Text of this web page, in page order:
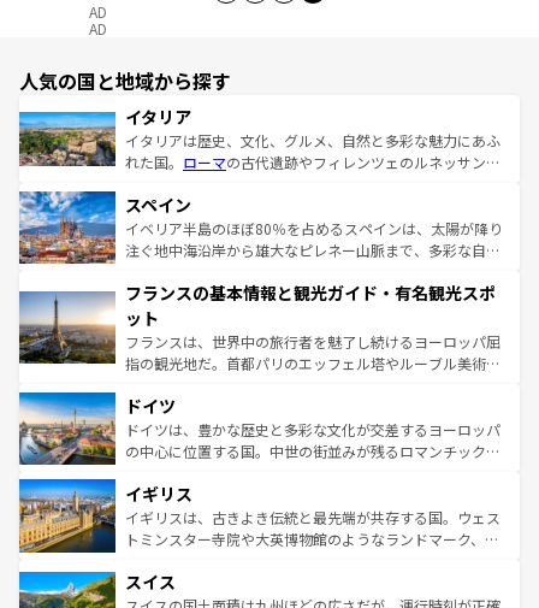
AD
AD
人気の国と地域から探す
イタリア
イタリアは歴史、文化、グルメ、自然と多彩な魅力にあふ
れた国。 ローマの古代遺跡やフィレンツェのルネッサンス
ろん、トスカーナの美しい田園風景やアマルフィ海岸の絶
景など、自然景観も見逃せない。観光の合間には、本場の
ピザやパスタなど、絶品のイタリア料理を堪能することも
ませてくれるイタリアで、忘れられない旅をしてみよう！
なお、新着のイタリア情報は
しい。
スペイン
イベリア半島のほぼ80％を占めるスペインは、太陽が降り
注ぐ地中海沿岸から雄大なピレネー山脈まで、多彩な自然
文化が根付くこの国では、情熱的なフラメンコ、熱気あふ
れる闘牛、そして美味しいタパスが生活の一部となってい
る。首都マドリードの洗練された雰囲気や、バルセロナの
アートに溢れた街角から、地方では古代ローマ遺跡や中世
せる。地方によって風土や気候が異なるスペインはその個
性で訪れる人を魅了する。 なお、新着のスペイン情報は コ
ンテンツ一覧を参照してほしい。
フランスの基本情報と観光ガイド・有名観光スポ
ット
フランスは、世界中の旅行者を魅了し続けるヨーロッパ屈
指の観光地だ。首都パリのエッフェル塔やルーブル美術館
で、幅広い魅力が詰まっている。華麗な宮殿、歴史的な大
聖堂、美しいビーチ、そして豊かな自然が、訪れる者を心
から魅了する。また、フランスは美食の国としても知ら
いる。シャンパンの発祥地であるランス、プロヴァンスの
香り高いラベンダー畑など、多彩な楽しみ方が可能だ。さ
らに、パリ以外の地域にも魅力が溢れており、どの街角に
れる地方に足を運ぶとそれぞれで全く異なる文化を体験で
きるだろう。 なお、新着のフランス情報はコンテンツ一覧
ドイツ
ドイツは、豊かな歴史と多彩な文化が交差するヨーロッパ
の中心に位置する国。中世の街並みが残るロマンチック街
顔を持つこの国は、どこを歩いても飽きることがない。ベ
ルリンの文化的活気、バイエルン州のアルプスの絶景、そ
してライン川沿いのワイン畑といった風景は必見。ビール
は、お酒好きな人にはぜひ体験してほしい。 なお、新着の
ドイツ情報はコンテンツ一覧を参照してほしい。
イギリス
イギリスは、古きよき伝統と最先端が共存する国。ウェス
トミンスター寺院や大英博物館のようなランドマーク、歴
リアごとに異なる魅力がある。また、優雅なアフタヌーン
ティー、ビール好きにはたまらない英国パブ、サッカー観
スイス